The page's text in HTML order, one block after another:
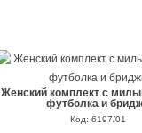
Женский комплект с
футболка и
Код: 6197/01